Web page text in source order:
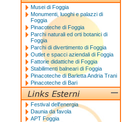
Musei di Foggia
Monumenti, luoghi e palazzi di
Foggia
Pinacoteche di Foggia
Parchi naturali ed orti botanici di
Foggia
Parchi di divertimento di Foggia
Outlet e spacci aziendali di Foggia
Fattorie didattiche di Foggia
Stabilimenti balneari di Foggia
Pinacoteche di Barletta Andria Trani
Pinacoteche di Bari
Festival dell'energia
Daunia da favola
APT Foggia